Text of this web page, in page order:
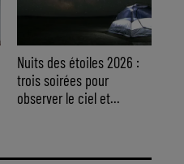
Nuits des étoiles 2026 :
trois soirées pour
observer le ciel et...